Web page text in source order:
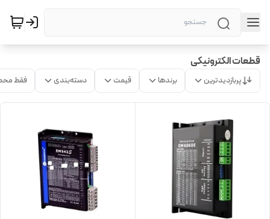
قطعات الکترونیکی
پربازدیدترین برندها قیمت دسته‌بندی فقط